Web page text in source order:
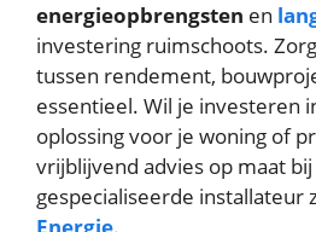
energieopbrengsten en
investering ruimschoots.
tussen rendement,
essentieel. Wil je investeren
oplossing voor je woning of
vrijblijvend advies op maat
gespecialiseerde installateur